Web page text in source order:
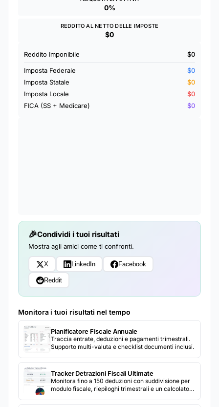
0%
REDDITO AL NETTO DELLE IMPOSTE
$0
Reddito Imponibile $0
Imposta Federale
$0
Imposta Statale
$0
Imposta Locale
$0
FICA (SS + Medicare)
$0
Condividi i tuoi risultati
Mostra agli amici come ti confronti.
X LinkedIn Facebook
Reddit
Monitora i tuoi risultati nel tempo
Pianificatore Fiscale Annuale
Traccia entrate, deduzioni e pagamenti trimestrali.
Supporto multi-valuta e checklist documenti inclusi.
Tracker Detrazioni Fiscali Ultimate
Monitora fino a 150 deduzioni con suddivisione per
modulo fiscale, riepiloghi trimestrali e un calcolatore